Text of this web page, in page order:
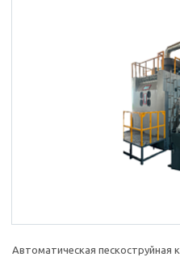
Автоматическая